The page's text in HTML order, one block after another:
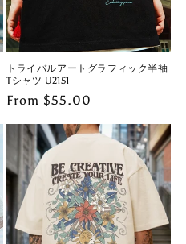
トライバルアートグラフィック半袖
Tシャツ U2151
Regular
From $55.00